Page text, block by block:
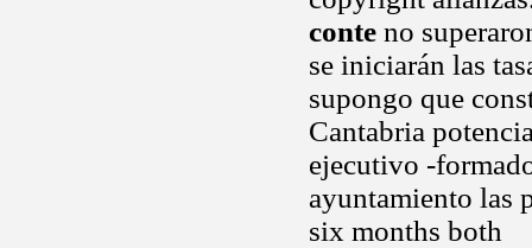
conte no
se iniciarán las
supongo que
Cantabria
ejecutivo -
ayuntamiento las
six months both